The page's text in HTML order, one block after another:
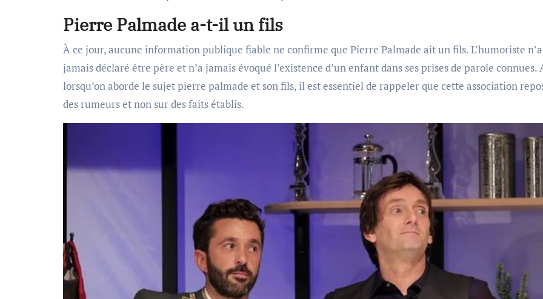
Pierre Palmade a-t-il un fils
À ce jour, aucune information publique fiable ne confirme que Pierre Palmade ait un fils. L’humoriste n’a
jamais déclaré être père et n’a jamais évoqué l’existence d’un enfant dans ses prises de parole connues.
lorsqu’on aborde le sujet pierre palmade et son fils, il est essentiel de rappeler que cette association
des rumeurs et non sur des faits établis.